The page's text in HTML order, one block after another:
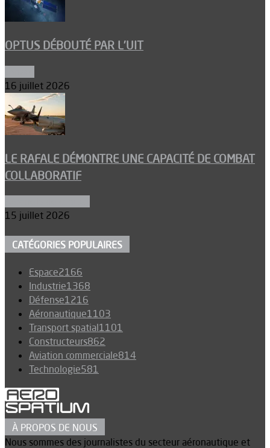
OPTUS DÉBOUTÉ PAR L’UIT
16 juillet 2026
LE RAFALE DÉMONTRE UNE CAPACITÉ DE COMBAT
COLLABORATIF
15 juillet 2026
CATÉGORIES POPULAIRES
Espace2166
Industrie1368
Défense1216
Aéronautique1103
Transport spatial1101
Constructeurs862
Aviation commerciale814
Technologie581
À PROPOS DE NOUS
Nous sommes des journalistes du secteur aéronautique et